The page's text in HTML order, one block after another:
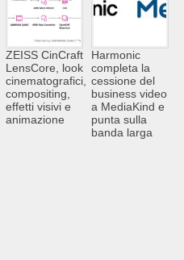
ZEISS CinCraft
LensCore, look
cinematografici,
compositing,
effetti visivi e
animazione
Harmonic
completa la
cessione del
business video
a MediaKind e
punta sulla
banda larga